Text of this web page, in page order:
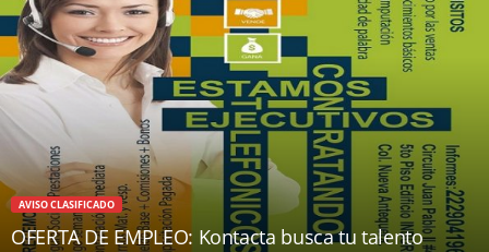
AVISO CLASIFICADO
OFERTA DE EMPLEO: Kontacta busca tu talento